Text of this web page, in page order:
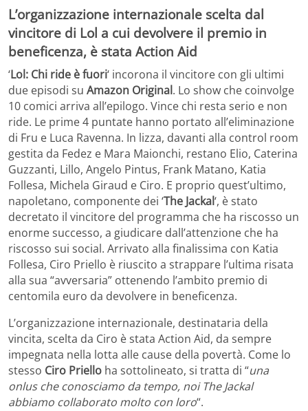
L’organizzazione internazionale scelta dal
vincitore di Lol a cui devolvere il premio in
beneficenza, è stata Action Aid
‘Lol: Chi ride è fuori‘ incorona il vincitore con gli ultimi
due episodi su Amazon Original. Lo show che coinvolge
10 comici arriva all’epilogo. Vince chi resta serio e non
ride. Le prime 4 puntate hanno portato all’eliminazione
di Fru e Luca Ravenna. In lizza, davanti alla control room
gestita da Fedez e Mara Maionchi, restano Elio, Caterina
Guzzanti, Lillo, Angelo Pintus, Frank Matano, Katia
Follesa, Michela Giraud e Ciro. E proprio quest’ultimo,
napoletano, componente dei ‘The Jackal‘, è stato
decretato il vincitore del programma che ha riscosso un
enorme successo, a giudicare dall’attenzione che ha
riscosso sui social. Arrivato alla finalissima con Katia
Follesa, Ciro Priello è riuscito a strappare l’ultima risata
alla sua “avversaria” ottenendo l’ambito premio di
centomila euro da devolvere in beneficenza.
L’organizzazione internazionale, destinataria della
vincita, scelta da Ciro è stata Action Aid, da sempre
impegnata nella lotta alle cause della povertà. Come lo
stesso Ciro Priello ha sottolineato, si tratta di “una
onlus che conosciamo da tempo, noi The Jackal
abbiamo collaborato molto con loro“.